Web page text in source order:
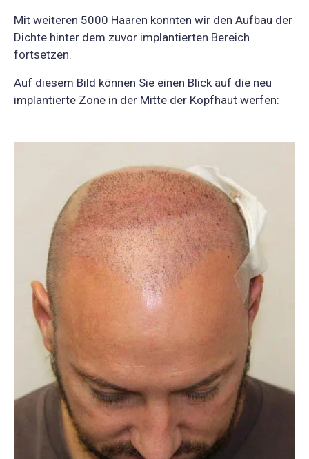
Mit weiteren 5000 Haaren konnten wir den Aufbau der
Dichte hinter dem zuvor implantierten Bereich
fortsetzen.
Auf diesem Bild können Sie einen Blick auf die neu
implantierte Zone in der Mitte der Kopfhaut werfen: